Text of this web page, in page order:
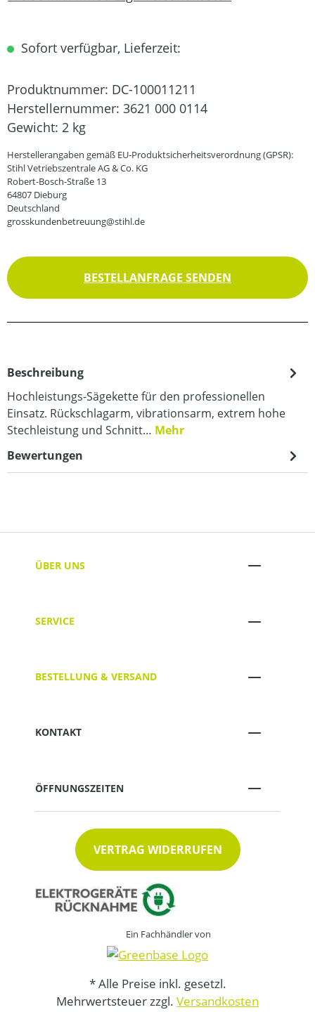
Sofort verfügbar, Lieferzeit:
Produktnummer: DC-100011211
Herstellernummer: 3621 000 0114
Gewicht: 2 kg
Herstellerangaben gemäß EU-Produktsicherheitsverordnung (GPSR):
Stihl Vetriebszentrale AG & Co. KG
Robert-Bosch-Straße 13
64807 Dieburg
Deutschland
grosskundenbetreuung@stihl.de
BESTELLANFRAGE SENDEN
Beschreibung
Hochleistungs-Sägekette für den professionellen
Einsatz. Rückschlagarm, vibrationsarm, extrem hohe
Stechleistung und Schnitt… Mehr
Bewertungen
ÜBER UNS
SERVICE
BESTELLUNG & VERSAND
KONTAKT
ÖFFNUNGSZEITEN
VERTRAG WIDERRUFEN
Ein Fachhändler von
* Alle Preise inkl. gesetzl.
Mehrwertsteuer zzgl. Versandkosten